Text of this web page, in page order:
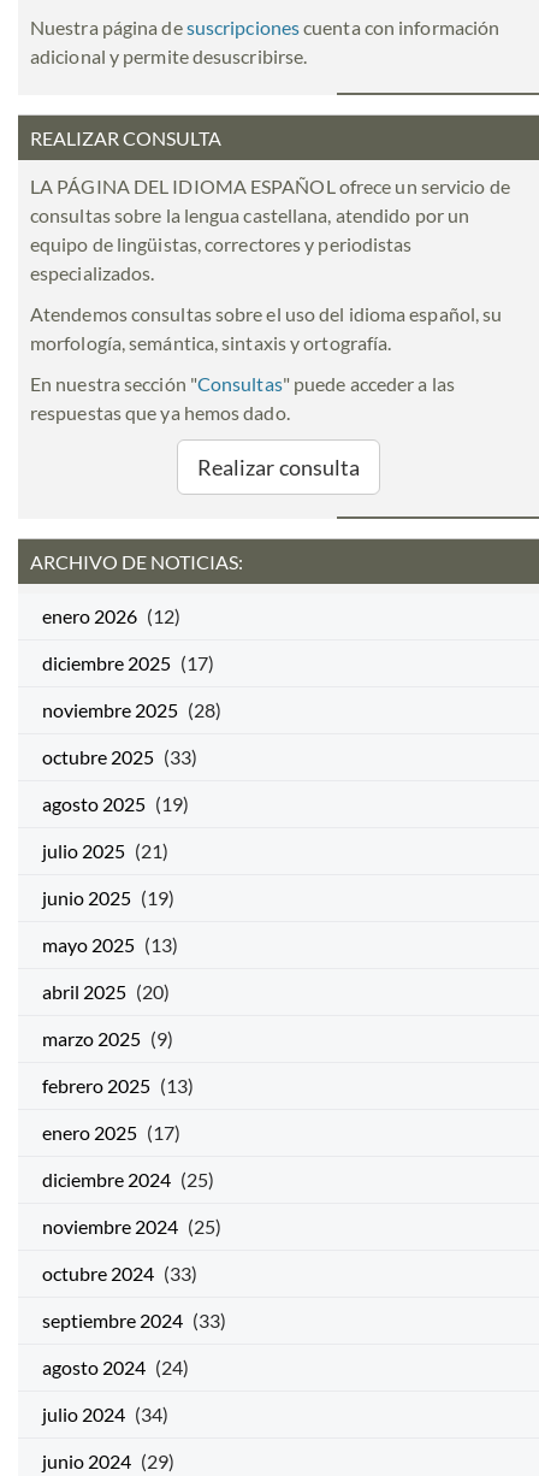
Nuestra página desuscripcionescuenta con información
adicional y permite desuscribirse.
REALIZAR CONSULTA
LA PÁGINA DEL IDIOMA ESPAÑOL ofrece un servicio de
consultas sobre la lengua castellana, atendido por un
equipo de lingüistas, correctores y periodistas
especializados.
Atendemos consultas sobre el uso del idioma español, su
morfología, semántica, sintaxis y ortografía.
En nuestra sección "Consultas" puede acceder a las
respuestas que ya hemos dado.
Realizar consulta
ARCHIVO DE NOTICIAS:
enero 2026 (12)
diciembre 2025 (17)
noviembre 2025 (28)
octubre 2025 (33)
agosto 2025 (19)
julio 2025 (21)
junio 2025 (19)
mayo 2025 (13)
abril 2025 (20)
marzo 2025 (9)
febrero 2025 (13)
enero 2025 (17)
diciembre 2024 (25)
noviembre 2024 (25)
octubre 2024 (33)
septiembre 2024 (33)
agosto 2024 (24)
julio 2024 (34)
junio 2024 (29)